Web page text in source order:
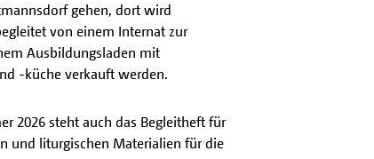
gehen, dort wird
von einem Internat zur
Ausbildungsladen mit
-küche verkauft werden.
2026 steht auch das Begleitheft für
und liturgischen Materialien für die